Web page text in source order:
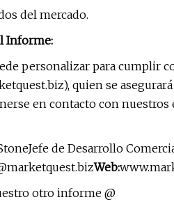
del mercado.
Informe:
personalizar para cumplir
), quien se
en contacto con nuestros
de Desarrollo
Web:
otro informe @